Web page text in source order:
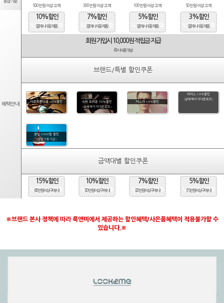
등급기준
500만원 이상 고객
300만원 이상 고객 100만원 이상 고객 50만원 이상 고객
혜택안내
10%할인
(결제시 자동적용)
7%할인
(결제시 자동적용)
5%할인
(결제시 자동적용)
3%할인
(결제시 자동적용)
회원 가입시 10,000원 적립금 지급
(즉시사용가능)
브랜드/특별 할인쿠폰
타르트옵티컬 20%할인
수비 오리온 50%할인
(상세페이지다운로드)
마스카 10%할인
라피스 10%할인
(상세페이지다운로드)
생일 5000원 할인
(당일자동지급)
금액대별 할인쿠폰
15%할인
(40만원 이상 구매시)
10%할인
(30만원 이상 구매시)
7%할인
(20만원 이상 구매시)
5%할인
(15만원 이상 구매시)
※브랜드 본사 정책에 따라 룩앤미에서 제공하는 할인혜택/사은품혜택이 적용불가할 수
있습니다.※